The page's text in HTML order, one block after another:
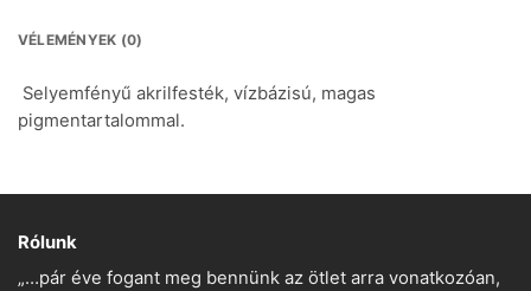
VÉLEMÉNYEK (0)
Selyemfényű akrilfesték, vízbázisú, magas
pigmentartalommal.
Rólunk
„…pár éve fogant meg bennünk az ötlet arra vonatkozóan,